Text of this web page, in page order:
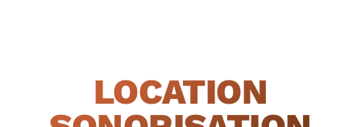
LOCATION